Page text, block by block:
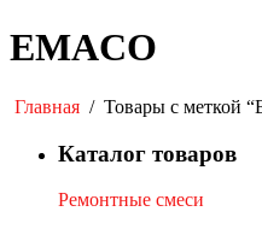
EMACO
Главная / Товары с меткой
Каталог товаров
Ремонтные смеси